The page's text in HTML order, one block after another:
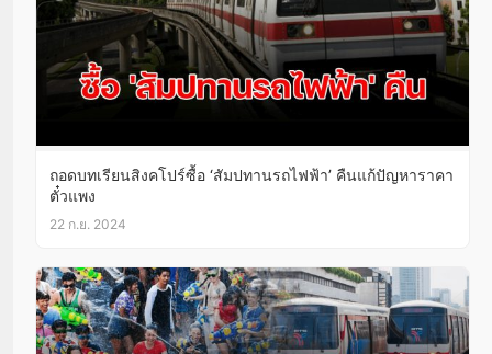
ถอดบทเรียนสิงคโปร์ซื้อ ‘สัมปทานรถไฟฟ้า’ คืนแก้ปัญหาราคา
ตั๋วแพง
22 ก.ย. 2024